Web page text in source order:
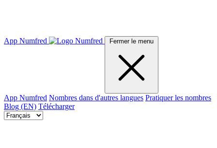
App Numfred Fermer le menu
App Numfred Nombres dans d'autres langues Pratiquer les nombres
Blog (EN) Télécharger